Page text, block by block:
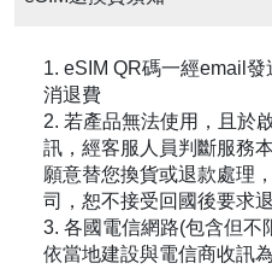
1. eSIM QR碼一經email
消退費
2. 若產品無法使用，且於
訊，經客服人員判斷服務
願意替您換貨或退款處理
司，恕不接受回國後要求
3. 各國電信網路(包含但不
依當地建設與電信商收訊